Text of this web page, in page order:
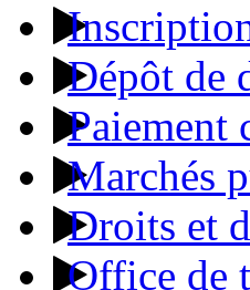
Dépôt de
Paiement
Marchés
Droits et
Office de